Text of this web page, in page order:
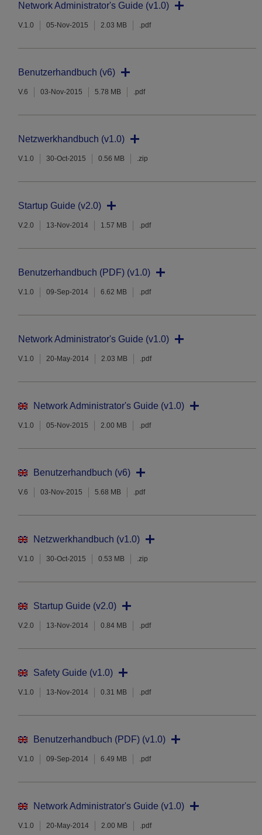
Network Administrator's Guide (v1.0)
V.1.0 05-Nov-2015 2.03 MB .pdf
Benutzerhandbuch (v6)
V.6 03-Nov-2015 5.78 MB .pdf
Netzwerkhandbuch (v1.0)
V.1.0 30-Oct-2015 0.56 MB .zip
Startup Guide (v2.0)
V.2.0 13-Nov-2014 1.57 MB .pdf
Benutzerhandbuch (PDF) (v1.0)
V.1.0 09-Sep-2014 6.62 MB .pdf
Network Administrator's Guide (v1.0)
V.1.0 20-May-2014 2.03 MB .pdf
Network Administrator's Guide (v1.0)
V.1.0 05-Nov-2015 2.00 MB .pdf
Benutzerhandbuch (v6)
V.6 03-Nov-2015 5.68 MB .pdf
Netzwerkhandbuch (v1.0)
V.1.0 30-Oct-2015 0.53 MB .zip
Startup Guide (v2.0)
V.2.0 13-Nov-2014 0.84 MB .pdf
Safety Guide (v1.0)
V.1.0 13-Nov-2014 0.31 MB .pdf
Benutzerhandbuch (PDF) (v1.0)
V.1.0 09-Sep-2014 6.49 MB .pdf
Network Administrator's Guide (v1.0)
V.1.0 20-May-2014 2.00 MB .pdf